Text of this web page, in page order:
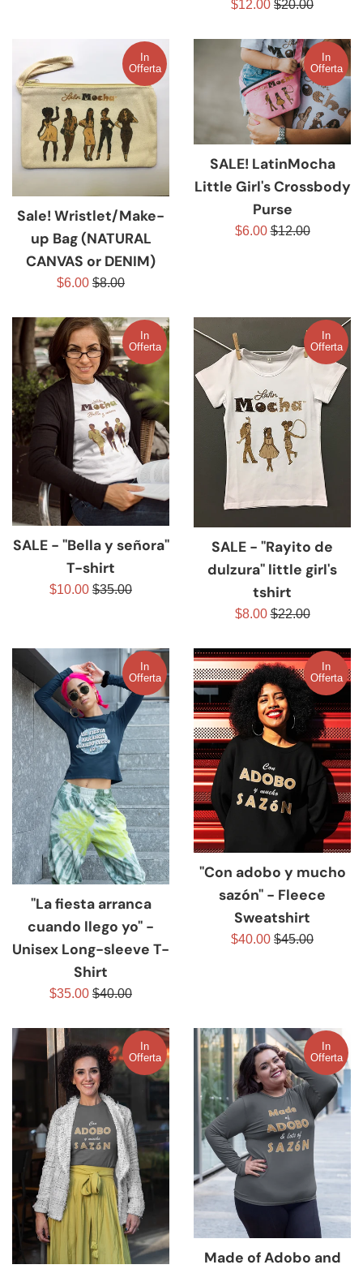
Prezzo
$12.00 Prezzo
listino
$20.00
Sale! Wristlet/Make-
up Bag (NATURAL
CANVAS or DENIM)
Prezzo
$6.00 Prezzo
listino
$8.00
In
Offerta
SALE! LatinMocha
Little Girl's Crossbody
Purse
Prezzo
$6.00Prezzo
$12.00
In
Offerta
SALE - "Bella y señora"
T-shirt
Prezzo
$10.00 Prezzo
$35.00
In
Offerta
SALE - "Rayito de
dulzura" little girl's
tshirt
Prezzo
$8.00Prezzo
listino
$22.00
In
Offerta
"La fiesta arranca
cuando llego yo" -
Unisex Long-sleeve T-
Shirt
Prezzo
$35.00 Prezzo
$40.00
In
Offerta
"Con adobo y mucho
sazón" - Fleece
Sweatshirt
Prezzo
$40.00 Prezzo
$45.00
In
Offerta
In
Offerta
Made of Adobo and
In
Offerta